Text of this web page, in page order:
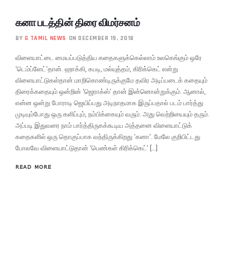
கனா படத்தின் திரை விமர்சனம்
BY G TAMIL NEWS ON DECEMBER 19, 2018
விளையாட்டை மையப்படுத்திய கதைகளுக்கெல்லாம் உலகெங்கும் ஒரே
‘டெம்ப்ளேட்’தான். ஹாக்கி, கபடி, மல்யுத்தம், கிரிக்கெட் என்று
விளையாட்டுகள்தான் மாறிகொண்டிருக்குமே தவிர அடிப்படைக் கதையும்
திரைக்கதையும் ஒன்றின் ‘ஜெராக்ஸ்’ தான் இன்னொன்றுக்கும். ஆனால்,
என்ன ஒன்று போராடி ஜெயிப்பது அடிநாதமாக இருப்பதால் படம் பார்த்து
முடியும்போது ஒரு களிப்பும், நம்பிக்கையும் வரும். அது வெற்றியையும் தரும்.
அப்படி இதுவரை நாம் பார்த்திருகக்கூடிய அத்தனை விளையாட்டுக்
கதைகளில் ஒரு தொகுப்பாக வந்திருக்கிறது ‘கனா’. மேலே குறிபிட்டது
போலவே விளையாட்டுதான் ‘பெண்கள் கிரிக்கெட்’ […]
READ MORE